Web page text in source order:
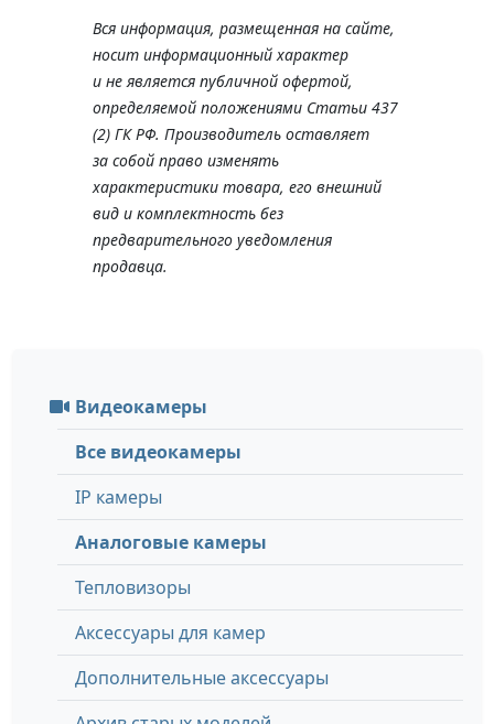
Вся информация, размещенная на сайте,
носит информационный характер
и не является публичной офертой,
определяемой положениями Статьи 437
(2) ГК РФ. Производитель оставляет
за собой право изменять
характеристики товара, его внешний
вид и комплектность без
предварительного уведомления
продавца.
Видеокамеры
Все видеокамеры
IP камеры
Аналоговые камеры
Тепловизоры
Аксессуары для камер
Дополнительные аксессуары